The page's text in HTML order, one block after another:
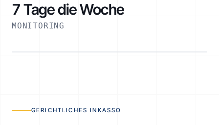
7 Tage die Woche
MONITORING
GERICHTLICHES INKASSO